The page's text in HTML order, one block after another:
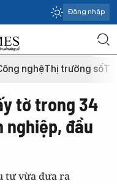
Đăng nhập
nghệThị trường số
tờ trong 34
nghiệp, đầu
tư vừa đưa ra